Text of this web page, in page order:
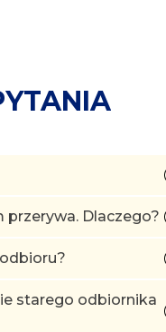
przerywa. Dlaczego?
starego odbiornika